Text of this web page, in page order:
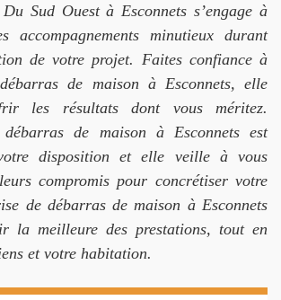
Sud Ouest à Esconnets s’engage à
accompagnements minutieux durant
de votre projet. Faites confiance à
de maison à Esconnets, elle
les résultats dont vous méritez.
débarras de maison à Esconnets est
disposition et elle veille à vous
compromis pour concrétiser votre
de débarras de maison à Esconnets
la meilleure des prestations, tout en
et votre habitation.